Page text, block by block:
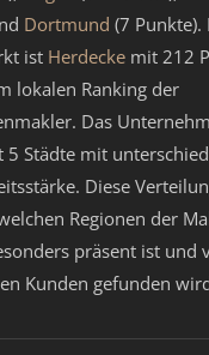
Dortmund (7 Punkte).
ist Herdecke mit 212
lokalen Ranking der
Das
5 Städte mit
Diese
Regionen der
präsent ist und
Kunden gefunden